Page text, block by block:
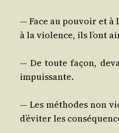
— Face au pou­voir et
à la vio­lence, ils l’ont
— De toute façon,
impuissante.
— Les méthodes non
d’éviter les